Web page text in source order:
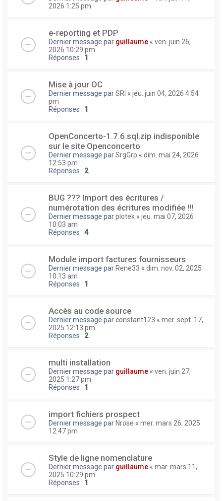
2026 1:25 pm
e-reporting et PDP
Dernier message par guillaume « ven. juin 26,
2026 10:29 pm
Réponses : 1
Mise à jour OC
Dernier message parSRI « jeu. juin 04, 2026 4:54
pm
Réponses : 1
OpenConcerto-1.7.6.sql.zip indisponible
sur le site Openconcerto
Dernier message parSrgGrp « dim. mai 24, 2026
12:53 pm
Réponses : 2
BUG ??? Import des écritures /
numérotation des écritures modifiée !!!
Dernier message parplotek « jeu. mai 07, 2026
10:03 am
Réponses : 4
Module import factures fournisseurs
Dernier message par Rene33 « dim. nov. 02, 2025
10:13 am
Réponses : 1
Accès au code source
Dernier message parconstant123 « mer. sept. 17,
2025 12:13 pm
Réponses : 2
multi installation
Dernier message par guillaume « ven. juin 27,
2025 1:27 pm
Réponses : 1
import fichiers prospect
Dernier message par Nrose « mer. mars 26, 2025
12:47 pm
Style de ligne nomenclature
Dernier message par guillaume « mar. mars 11,
2025 10:29 pm
Réponses : 1